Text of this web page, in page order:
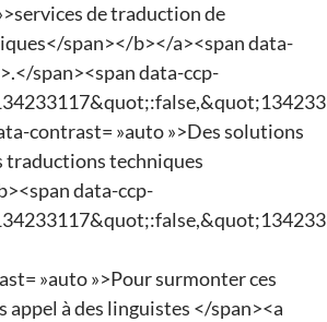
de traduction de
span></b></a><span data-
span><span data-ccp-
contrast= »auto »>Des solutions
traductions techniques
data-ccp-
»auto »>Pour surmonter ces
appel à des linguistes </span><a